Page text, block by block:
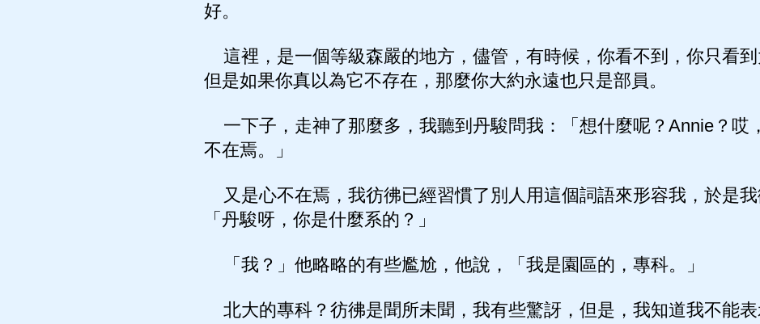
好。
這裡，是一個等級森嚴的地方，儘管，有時候，你看不到，你只看到
但是如果你真以為它不存在，那麼你大約永遠也只是部員。
一下子，走神了那麼多，我聽到丹駿問我：「想什麼呢？Annie？哎
不在焉。」
又是心不在焉，我彷彿已經習慣了別人用這個詞語來形容我，於是我
「丹駿呀，你是什麼系的？」
「我？」他略略的有些尷尬，他說，「我是園區的，專科。」
北大的專科？彷彿是聞所未聞，我有些驚訝，但是，我知道我不能